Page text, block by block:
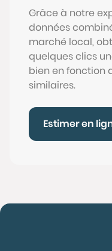
Grâce à notre
données
marché local,
quelques clics
bien en fonction
similaires.
Estimer en